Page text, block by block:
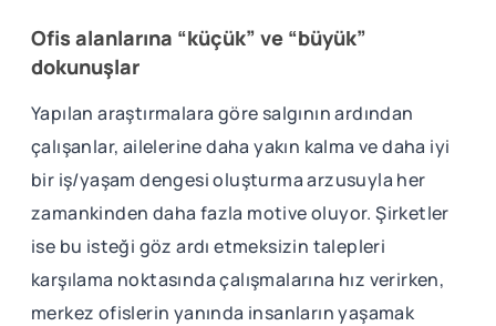
Ofis alanlarına “küçük” ve “büyük”
dokunuşlar
Yapılan araştırmalara göre salgının ardından
çalışanlar, ailelerine daha yakın kalma ve daha iyi
bir iş/yaşam dengesi oluşturma arzusuyla her
zamankinden daha fazla motive oluyor. Şirketler
ise bu isteği göz ardı etmeksizin talepleri
karşılama noktasında çalışmalarına hız verirken,
merkez ofislerin yanında insanların yaşamak